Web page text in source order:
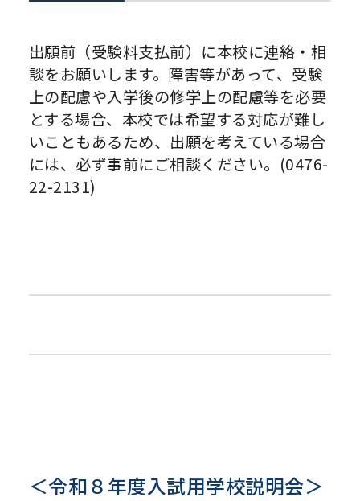
出願前（受験料支払前）に本校に連絡・相
談をお願いします。障害等があって、受験
上の配慮や入学後の修学上の配慮等を必要
とする場合、本校では希望する対応が難し
いこともあるため、出願を考えている場合
には、必ず事前にご相談ください。(0476-
22-2131)
＜令和８年度入試用学校説明会＞